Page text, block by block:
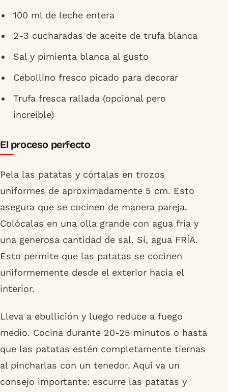
100 ml de leche entera
2-3 cucharadas de aceite de trufa blanca
Sal y pimienta blanca al gusto
Cebollino fresco picado para decorar
Trufa fresca rallada (opcional pero
increíble)
El proceso perfecto
Pela las patatas y córtalas en trozos
uniformes de aproximadamente 5 cm. Esto
asegura que se cocinen de manera pareja.
Colócalas en una olla grande con agua fría y
una generosa cantidad de sal. Sí, agua FRÍA.
Esto permite que las patatas se cocinen
uniformemente desde el exterior hacia el
interior.
Lleva a ebullición y luego reduce a fuego
medio. Cocina durante 20-25 minutos o hasta
que las patatas estén completamente tiernas
al pincharlas con un tenedor. Aquí va un
consejo importante: escurre las patatas y